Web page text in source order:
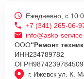
г. Ижевск ул. К.
Ежедневно, с
+7 (341) 265-06-
info@asko-
ООО“Ремонт
ИНН234789782
ОГРН